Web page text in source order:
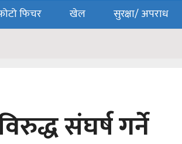
फिचर खेल सुरक्षा/ अपराध
संघर्ष गर्ने